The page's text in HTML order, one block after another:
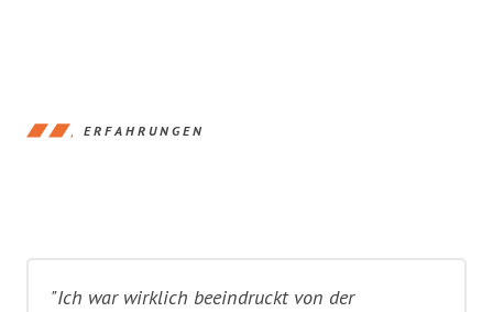
ERFAHRUNGEN
"Ich war wirklich beeindruckt von der